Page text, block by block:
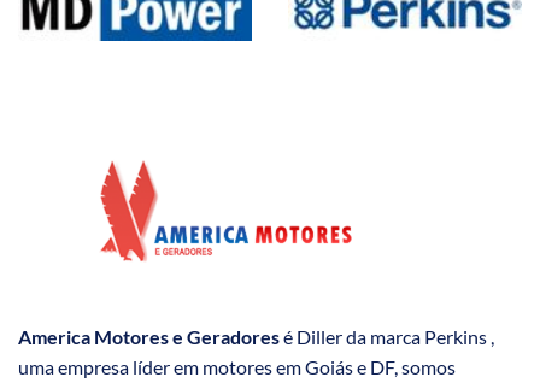
America Motores e Geradoresé Diller da marca Perkins ,
uma empresa líder em motores em Goiás e DF, somos